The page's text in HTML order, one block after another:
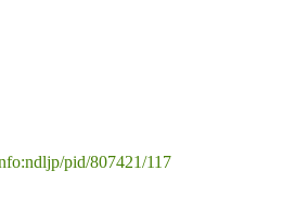
pid/807421/117